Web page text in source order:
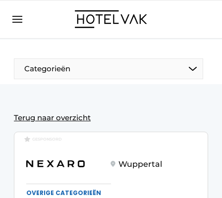
EN
BE
EN
FR
Categorieën
Duurzaam & Circulair
Hoteltech
Personeel & Opleiding
Terug naar overzicht
GESPONSORD
Wuppertal
OVERIGE CATEGORIEËN